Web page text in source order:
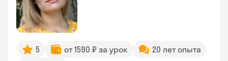
5 от 1590 ₽ за урок
20 лет опыта